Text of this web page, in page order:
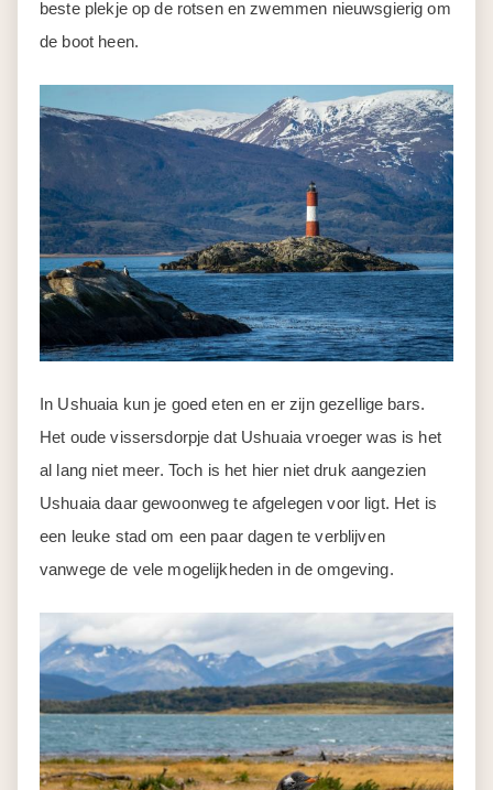
beste plekje op de rotsen en zwemmen nieuwsgierig om
de boot heen.
In Ushuaia kun je goed eten en er zijn gezellige bars.
Het oude vissersdorpje dat Ushuaia vroeger was is het
al lang niet meer. Toch is het hier niet druk aangezien
Ushuaia daar gewoonweg te afgelegen voor ligt. Het is
een leuke stad om een paar dagen te verblijven
vanwege de vele mogelijkheden in de omgeving.